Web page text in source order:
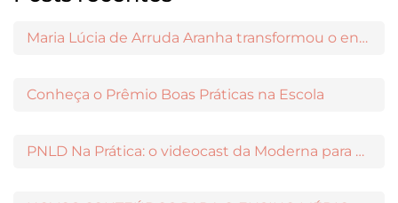
Maria Lúcia de Arruda Aranha transformou o ensino de Filosofia no Brasil
Conheça o Prêmio Boas Práticas na Escola
PNLD Na Prática: o videocast da Moderna para apoiar a escolha das obras aprovadas